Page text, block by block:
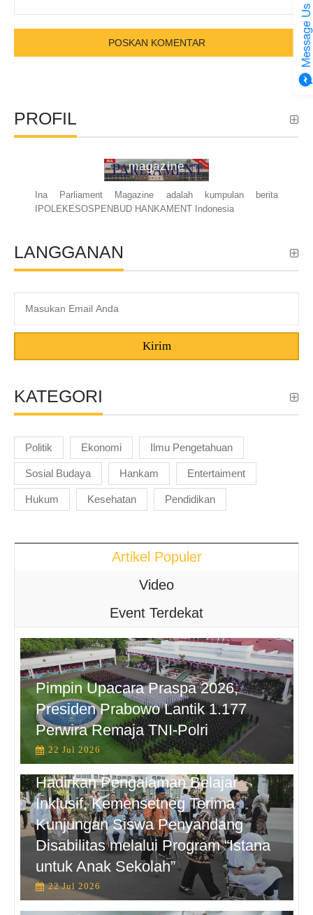
PROFIL
magazine
Ina Parliament Magazine adalah kumpulan berita
IPOLEKESOSPENBUD HANKAMENT Indonesia
LANGGANAN
Kirim
KATEGORI
Politik Ekonomi Ilmu Pengetahuan
Sosial Budaya Hankam Entertaiment
Hukum Kesehatan Pendidikan
Artikel Populer
Video
Event Terdekat
Pimpin Upacara Praspa 2026,
Presiden Prabowo Lantik 1.177
Perwira Remaja TNI-Polri
22 Jul 2026
Hadirkan Pengalaman Belajar
Inklusif, Kemensetneg Terima
Kunjungan Siswa Penyandang
Disabilitas melalui Program “Istana
untuk Anak Sekolah”
22 Jul 2026